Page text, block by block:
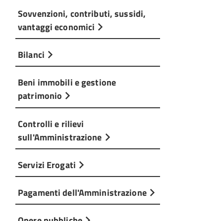
Sovvenzioni, contributi, sussidi,
vantaggi economici
Bilanci
Beni immobili e gestione
patrimonio
Controlli e rilievi
sull'Amministrazione
Servizi Erogati
Pagamenti dell'Amministrazione